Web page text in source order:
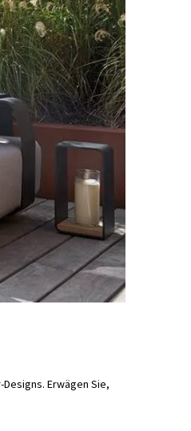
Erwägen Sie,